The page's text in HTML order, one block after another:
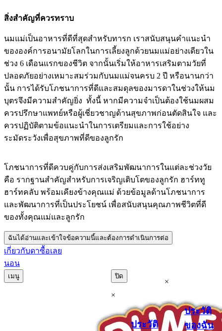
สิ่งสำคัญที่ควรทราบ
นมแม่เป็นอาหารที่ดีที่สุดสำหรับทารก เราสนับสนุนคำแนะนำ
ขององค์การอนามัยโลกในการเลี้ยงลูกด้วยนมแม่อย่างเดียวใน
ช่วง 6 เดือนแรกของชีวิต จากนั้นเริ่มให้อาหารเสริมตามวัยที่
ปลอดภัยอย่างเหมาะสมร่วมกับนมแม่จนครบ 2 ปี หรือนานกว่า
นั้น การได้รับโภชนาการที่ดีและสมดุลของมารดาในช่วงให้นม
บุตรจึงมีความสำคัญยิ่ง ทั้งนี้ หากมีความจำเป็นต้องใช้นมผสม
ควรปรึกษาแพทย์หรือผู้เชี่ยวชาญด้านสุขภาพก่อนตัดสินใจ และ
ควรปฏิบัติตามข้อแนะนำในการเตรียมและการใช้อย่าง
ระมัดระวังเพื่อสุขภาพที่ดีของลูกรัก
โภชนาการที่ดีควบคู่กับการส่งเสริมพัฒนาการในแต่ละช่วงวัย
คือ รากฐานสำคัญสำหรับการเจริญเติบโตของลูกรัก ฮาร์ททู
ฮาร์ทคลับ พร้อมเคียงข้างคุณแม่ ด้วยข้อมูลด้านโภชนาการ
และพัฒนาการที่เป็นประโยชน์ เพื่อสนับสนุนคุณภาพชีวิตที่ดี
ของทั้งคุณแม่และลูกรัก
ฉันได้อ่านและเข้าใจข้อความนี้และต้องการดำเนินการต่อ
เกี่ยวกับดา
นอน
ซื้อเลย
เมนู ปิด
×
ประวัติ
×
ประวัติ
ของฉัน